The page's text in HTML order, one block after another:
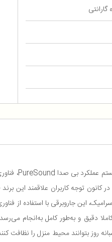
این جاروبرقی با استفاده از